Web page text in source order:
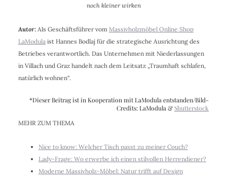
noch kleiner wirken
Autor:Als Geschäftsführer vom Massivholzmöbel Online Shop
LaModulaist Hannes Bodlaj für die strategische Ausrichtung des
Betriebes verantwortlich. Das Unternehmen mit Niederlassungen
in Villach und Graz handelt nach dem Leitsatz „Traumhaft schlafen,
natürlich wohnen“.
*Dieser Beitrag ist in Kooperation mit LaModula entstanden/Bild-
Credits: LaModula &Shutterstock
MEHR ZUM THEMA
Nice to know: Welcher Tisch passt zu meiner Couch?
Lady-Frage: Wo erwerbe ich einen stilvollen Herrendiener?
Moderne Massivholz-Möbel: Natur trifft auf Design